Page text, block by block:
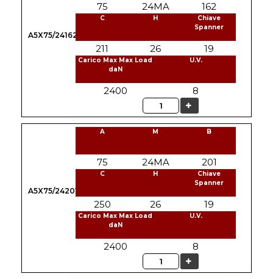
A5X75/24162
75 24MA 162
C
211
H
26
Chiave
Spanner
19
Carico Max Max Load
daN
2400
U.V.
8
Quantità
A5X75/24201
A
75
M
24MA
B
201
C
250
H
26
Chiave
Spanner
19
Carico Max Max Load
daN
2400
U.V.
8
Quantità